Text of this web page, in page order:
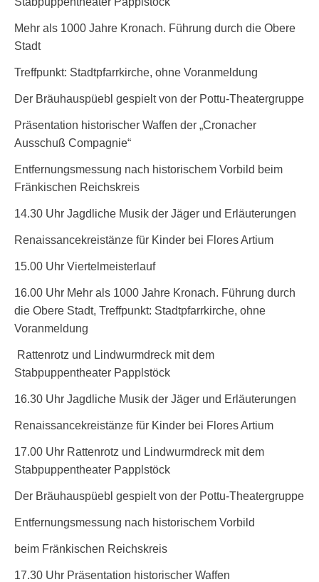
Mehr als 1000 Jahre Kronach. Führung durch die Obere
Stadt
Treffpunkt: Stadtpfarrkirche, ohne Voranmeldung
Der Bräuhauspüebl gespielt von der Pottu-Theatergruppe
Präsentation historischer Waffen der „Cronacher
Ausschuß Compagnie“
Entfernungsmessung nach historischem Vorbild beim
Fränkischen Reichskreis
14.30 Uhr Jagdliche Musik der Jäger und Erläuterungen
Renaissancekreistänze für Kinder bei Flores Artium
15.00 Uhr Viertelmeisterlauf
16.00 Uhr Mehr als 1000 Jahre Kronach. Führung durch
die Obere Stadt, Treffpunkt: Stadtpfarrkirche, ohne
Voranmeldung
Rattenrotz und Lindwurmdreck mit dem
Stabpuppentheater Papplstöck
16.30 Uhr Jagdliche Musik der Jäger und Erläuterungen
Renaissancekreistänze für Kinder bei Flores Artium
17.00 Uhr Rattenrotz und Lindwurmdreck mit dem
Stabpuppentheater Papplstöck
Der Bräuhauspüebl gespielt von der Pottu-Theatergruppe
Entfernungsmessung nach historischem Vorbild
beim Fränkischen Reichskreis
17.30 Uhr Präsentation historischer Waffen